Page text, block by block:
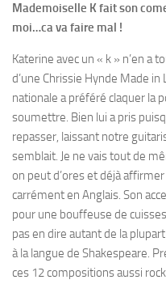
Mademoiselle K fait son
moi…ca va faire mal !
Katerine avec un « k » n’en a
d’une Chrissie Hynde Made
nationale a préféré claquer la
soumettre. Bien lui a pris
repasser, laissant notre
semblait. Je ne vais tout de
on peut d’ores et déjà
carrément en Anglais. Son
pour une bouffeuse de
pas en dire autant de la
à la langue de Shakespeare.
ces 12 compositions aussi